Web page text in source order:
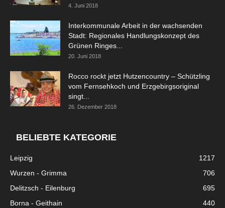
4. Juni 2018
Interkommunale Arbeit in der wachsenden
Stadt: Regionales Handlungskonzept des
Grünen Ringes...
20. Juni 2018
Rocco rockt jetzt Hutzencountry – Schützling
vom Fernsehkoch und Erzgebirgsoriginal
singt...
26. Dezember 2018
BELIEBTE KATEGORIE
Leipzig
1217
Wurzen - Grimma
706
Delitzsch - Eilenburg
695
Borna - Geithain
440